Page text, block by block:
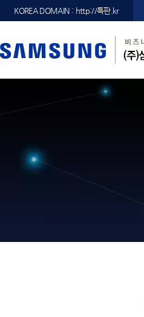
KOREA DOMAIN : http://특판.kr